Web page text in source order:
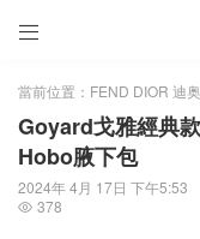

當前位置： FEND DIOR 迪
Goyard戈雅經典
Hobo腋下包
2024年 4月 17日 下午5:53
 378